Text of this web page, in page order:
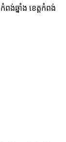
ង់ឆ្នាំង ខេត្តកំពង់